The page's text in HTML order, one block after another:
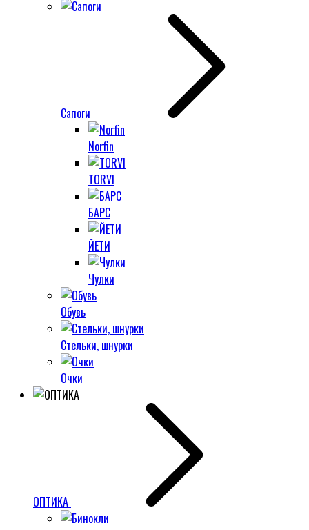
Сапоги
Norfin
TORVI
БАРС
ЙЕТИ
Чулки
Обувь
Стельки, шнурки
Очки
ОПТИКА